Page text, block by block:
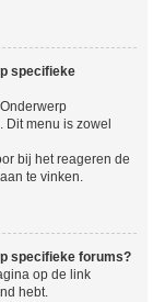
specifieke
Dit menu is zowel
bij het reageren de
te vinken.
specifieke forums?
op de link
hebt.